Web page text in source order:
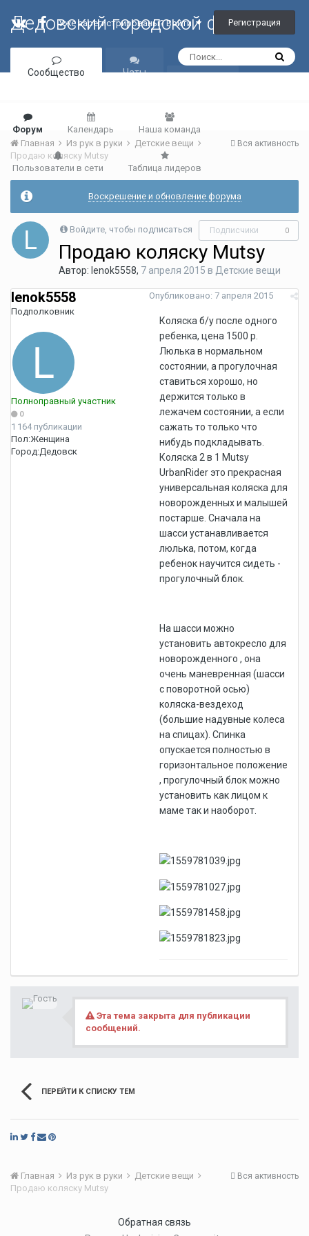
Дедовский городской форум
Уже зарегистрированы? Войти Регистрация
Сообщество
Форум Календарь Наша команда
Пользователи в сети Таблица лидеров
Чаты
Вся активность
Главная Из рук в руки
Детские вещи
Продаю коляску Mutsy
Воскрешение и обновление форума
Войдите, чтобы подписаться Подписчики 0
Продаю коляску Mutsy
Автор: lenok5558, 7 апреля 2015 в Детские вещи
lenok5558
Подполковник
Полноправный участник
0
1 164 публикации
Пол:Женщина
Город:Дедовск
Опубликовано: 7 апреля 2015
Коляска б/у после одного
ребенка, цена 1500 р.
Люлька в нормальном
состоянии, а прогулочная
ставиться хорошо, но
держится только в
лежачем состоянии, а если
сажать то только что
нибудь подкладывать.
Коляска 2 в 1 Mutsy
UrbanRider это прекрасная
универсальная коляска для
новорожденных и малышей
постарше. Сначала на
шасси устанавливается
люлька, потом, когда
ребенок научится сидеть -
прогулочный блок.
На шасси можно
установить автокресло для
новорожденного , она
очень маневренная (шасси
с поворотной осью)
коляска-вездеход
(большие надувные колеса
на спицах). Спинка
опускается полностью в
горизонтальное положение
, прогулочный блок можно
установить как лицом к
маме так и наоборот.
Эта тема закрыта для публикации
сообщений.
ПЕРЕЙТИ К СПИСКУ ТЕМ
Вся активность
Главная Из рук в руки
Детские вещи
Продаю коляску Mutsy
Обратная связь